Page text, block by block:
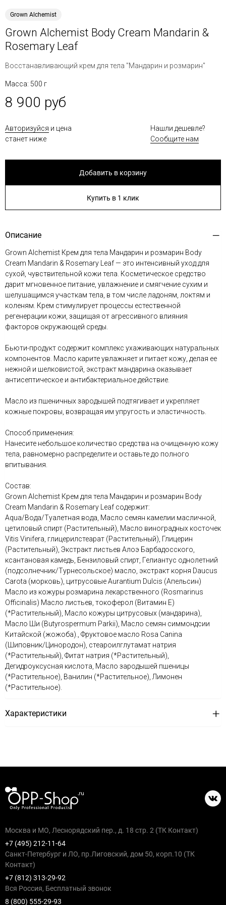
Grown Alchemist
Grown Alchemist Body Cream Mandarin &
Rosemary Leaf
Восстанавливающий крем для тела "Мандарин и розмарин"
Масса: 500 г
8 900 руб
Авторизуйся и цена
станет ниже
Нашли дешевле?
Сообщите нам
Добавить в корзину
Купить в 1 клик
Описание
Grown Alchemist Крем для тела Мандарин и розмарин Body
Cream Mandarin & Rosemary Leaf — это интенсивный уход для
сухой, чувствительной кожи тела. Косметическое средство
дарит мгновенное питание, увлажнение и смягчение сухим и
шелушащимся участкам тела, в том числе ладоням, локтям и
коленям. Крем стимулирует процессы естественной
регенерации кожи, защищая от агрессивного влияния
факторов окружающей среды.
Бьюти-продукт содержит комплекс ухаживающих натуральных
компонентов. Масло карите увлажняет и питает кожу, делая ее
нежной и шелковистой, экстракт мандарина оказывает
антисептическое и антибактериальное действие.
Масло из пшеничных зародышей подтягивает и укрепляет
кожные покровы, возвращая им упругость и эластичность.
Способ применения:
Нанесите небольшое количество средства на очищенную кожу
тела, равномерно распределите и оставьте до полного
впитывания.
Состав:
Grown Alchemist Крем для тела Мандарин и розмарин Body
Cream Mandarin & Rosemary Leaf содержит:
Aqua/Вода/Туалетная вода, Масло семян камелии масличной,
цетиловый спирт (Растительный), Масло виноградных косточек
Vitis Vinifera, глицерилстеарат (Растительный), Глицерин
(Растительный), Экстракт листьев Алоэ Барбадосского,
ксантановая камедь, Бензиловый спирт, Гелиантус однолетний
(подсолнечник/Турнесольское) масло, экстракт корня Daucus
Carota (морковь), цитрусовые Aurantium Dulcis (Апельсин)
Масло из кожуры розмарина лекарственного (Rosmarinus
Officinalis) Масло листьев, токоферол (Витамин Е)
(*Растительный), Масло кожуры цитрусовых (мандарина),
Масло Ши (Butyrospermum Parkii), Масло семян симмондсии
Китайской (жожоба)., Фруктовое масло Rosa Canina
(Шиповник/Цинородон), стеароилглутамат натрия
(*Растительный), Фитат натрия (*Растительный),
Дегидроуксусная кислота, Масло зародышей пшеницы
(*Растительное), Ванилин (*Растительное), Лимонен
(*Растительное).
Характеристики
Москва и МО, Леснорядский пер., д. 18 стр. 2 (ТК Контакт)
+7 (495) 212-11-64
Санкт-Петербург и ЛО, пр.Лиговский, дом 50, корп.10 (ТК
Контакт)
+7 (812) 313-29-92
Вся Россия, Бесплатный звонок
8 (800) 555-29-93